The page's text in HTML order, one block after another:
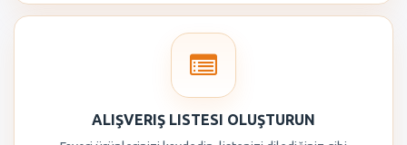
ALIŞVERIŞ LISTESI OLUŞTURUN